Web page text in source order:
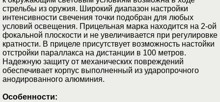
стрельбы из оружия. Широкий диапазон настройки
интенсивности свечения точки подобран для любых
условий освещения. Прицельная марка находится на 2-ой
фокальной плоскости и не увеличивается при регулировке
кратности. В прицеле присутствует возможность настойки
отстройки параллакса на дистанции в 100 метров.
Надежную защиту от механических повреждений
обеспечивает корпус выполненный из ударопрочного
анодированного алюминия.
Особенности: